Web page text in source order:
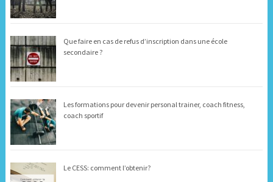
Que faire en cas de refus d’inscription dans une école
secondaire ?
Les formations pour devenir personal trainer, coach fitness,
coach sportif
Le CESS: comment l’obtenir?